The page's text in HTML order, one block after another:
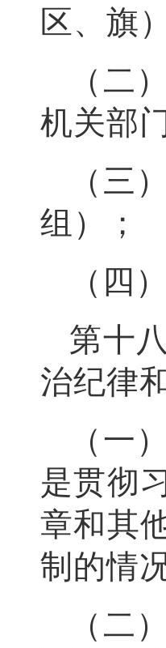
区、旗
（二
机关部
（三
组）；
（四
第十
治纪律
（一
是贯彻
章和其
制的情
（二